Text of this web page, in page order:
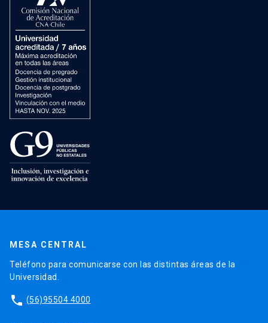
MESA CENTRAL
Teléfono para comunicarse con las distintas áreas de la
Universidad.
phone (56)95504 4000